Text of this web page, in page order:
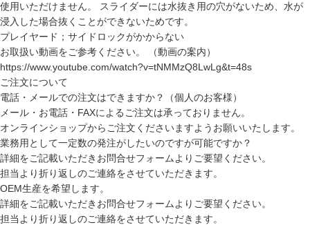
使用いただけません。 スライダーには水抜き用の穴がないため、水が
浸入した場合抜くことができないためです。
プレイヤード；サイドロックがかからない
お取扱い動画をご参考ください。 （動画の案内）
https://www.youtube.com/watch?v=tNMMzQ8LwLg&t=48s
ご注文について
電話・メールでの注文はできますか？（個人のお客様）
メール・お電話・FAXによるご注文は承っておりません。
オンラインショップからご注文くださいますようお願いいたします。
業務用として一定数の発注がしたいのですが可能ですか？
詳細をご記載いただきお問合せフォームよりご要望ください。
担当より折り返しのご連絡をさせていただきます。
OEM生産を希望します。
詳細をご記載いただきお問合せフォームよりご要望ください。
担当より折り返しのご連絡をさせていただきます。